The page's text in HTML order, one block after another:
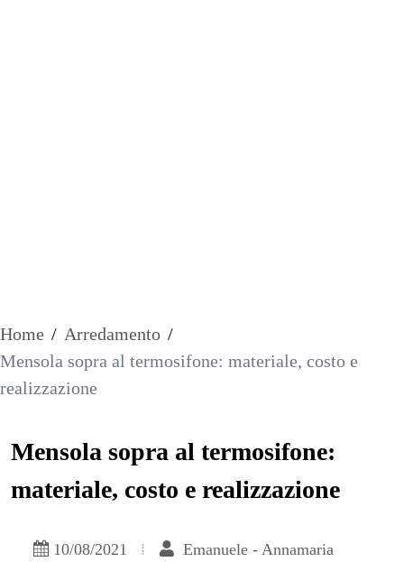
Home / Arredamento /
Mensola sopra al termosifone: materiale, costo e
realizzazione
Mensola sopra al termosifone:
materiale, costo e realizzazione
10/08/2021
Emanuele - Annamaria